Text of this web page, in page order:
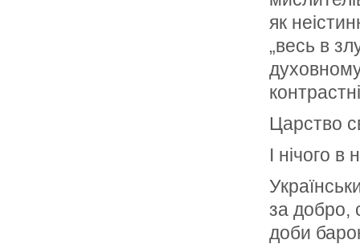
як
„весь в
Царство
І нічого
за добро,
доби